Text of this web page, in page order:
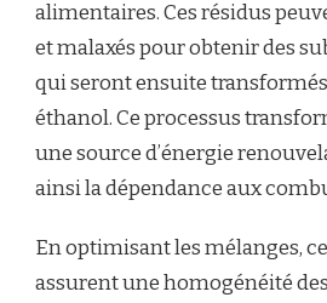
alimentaires. Ces résidus
et malaxés pour obtenir des
qui seront ensuite
éthanol. Ce processus
une source d’énergie
ainsi la dépendance aux
En optimisant les mélanges,
assurent une homogénéité